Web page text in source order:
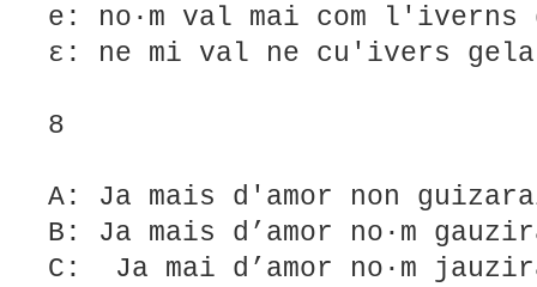
e: no·m val mai com
ε: ne mi val ne cu'ivers
8
A: Ja mais d'amor non
B: Ja mais d’amor no·m
C: Ja mai d’amor no·m